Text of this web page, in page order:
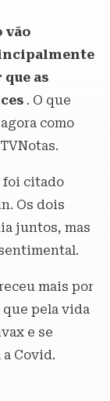
vão
que as
. O que
como
foi citado
Os dois
juntos, mas
mais por
pela vida
e se
Covid.